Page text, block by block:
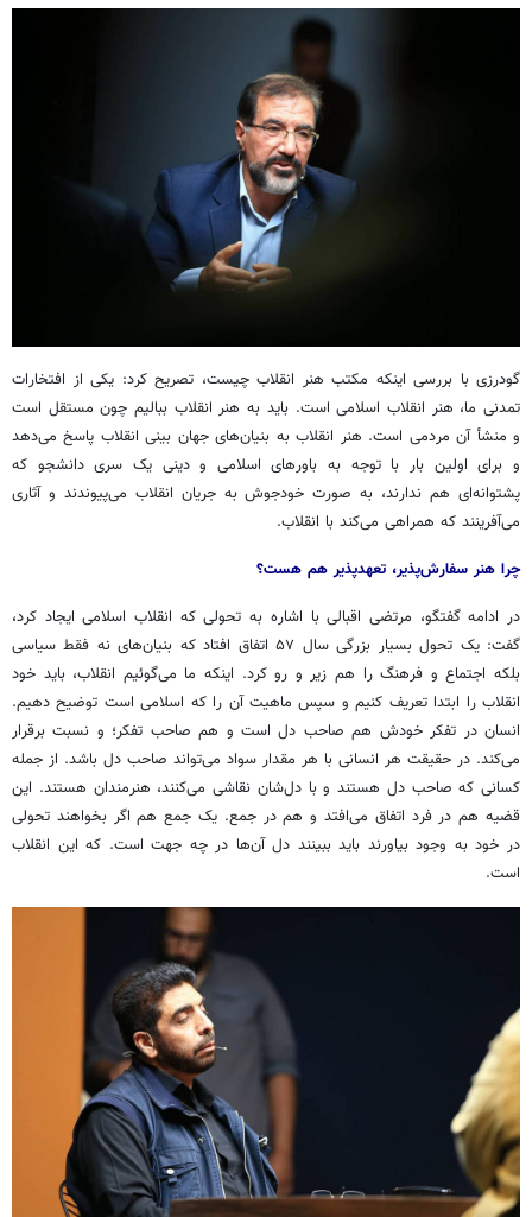
گودرزی با بررسی اینکه مکتب هنر انقلاب چیست، تصریح کرد: یکی از افتخارات
تمدنی ما، هنر انقلاب اسلامی است. باید به هنر انقلاب ببالیم چون مستقل است
و منشأ آن مردمی است. هنر انقلاب به بنیان‌های جهان بینی انقلاب پاسخ می‌دهد
و برای اولین بار با توجه به باورهای اسلامی و دینی یک سری دانشجو که
پشتوانه‌ای هم ندارند، به صورت خودجوش به جریان انقلاب می‌پیوندند و آثاری
می‌آفرینند که همراهی می‌کند با انقلاب.
چرا هنر سفارش‌پذیر، تعهدپذیر هم هست؟
در ادامه گفتگو، مرتضی اقبالی با اشاره به تحولی که انقلاب اسلامی ایجاد کرد،
گفت: یک تحول بسیار بزرگی سال ۵۷ اتفاق افتاد که بنیان‌های نه فقط سیاسی
بلکه اجتماع و فرهنگ را هم زیر و رو کرد. اینکه ما می‌گوئیم انقلاب، باید خود
انقلاب را ابتدا تعریف کنیم و سپس ماهیت آن را که اسلامی است توضیح دهیم.
انسان در تفکر خودش هم صاحب دل است و هم صاحب تفکر؛ و نسبت برقرار
می‌کند. در حقیقت هر انسانی با هر مقدار سواد می‌تواند صاحب دل باشد. از جمله
کسانی که صاحب دل هستند و با دل‌شان نقاشی می‌کنند، هنرمندان هستند. این
قضیه هم در فرد اتفاق می‌افتد و هم در جمع. یک جمع هم اگر بخواهند تحولی
در خود به وجود بیاورند باید ببینند دل آن‌ها در چه جهت است. که این انقلاب
است.